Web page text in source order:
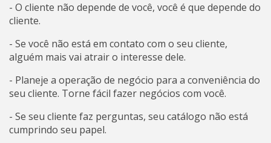
- O cliente não depende de você, você é que depende do
cliente.
- Se você não está em contato com o seu cliente,
alguém mais vai atrair o interesse dele.
- Planeje a operação de negócio para a conveniência do
seu cliente. Torne fácil fazer negócios com você.
- Se seu cliente faz perguntas, seu catálogo não está
cumprindo seu papel.